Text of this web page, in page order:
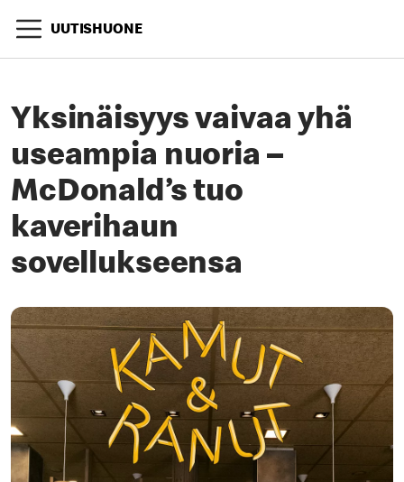
UUTISHUONE
Yksinäisyys vaivaa yhä
useampia nuoria –
McDonald’s tuo
kaverihaun
sovellukseensa